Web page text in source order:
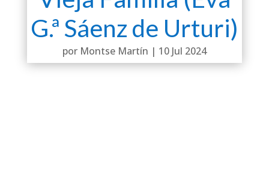
G.ª Sáenz de Urturi)
por Montse Martín | 10 Jul 2024